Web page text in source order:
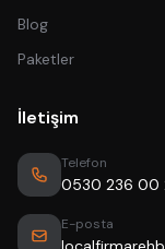
Blog
Paketler
İletişim
Telefon
0530 236 00
E-posta